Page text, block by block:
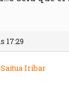
17:29
Iribar